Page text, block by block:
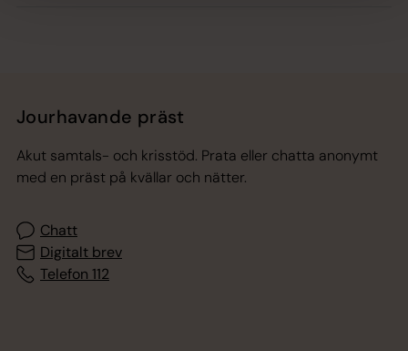
Jourhavande präst
Akut samtals- och krisstöd. Prata eller chatta anonymt
med en präst på kvällar och nätter.
Chatt
Digitalt brev
Telefon 112